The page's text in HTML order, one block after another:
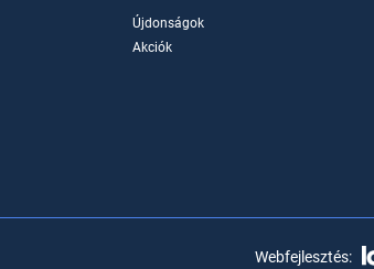
Újdonságok
Akciók
Webfejlesztés: